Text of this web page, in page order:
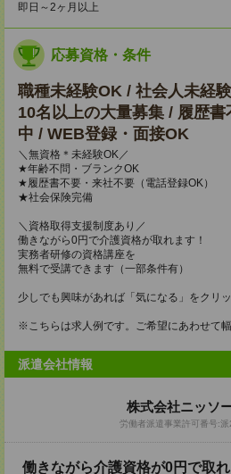
即日～2ヶ月以上
応募資格・条件
職種未経験OK / 社会人未経
10名以上の大量募集 / 履歴
中 / WEB登録・面接OK
＼無資格＊未経験OK／
★年齢不問・ブランクOK
★履歴書不要・来社不要（電話登録OK）
★社会保険完備
＼資格取得支援制度あり／
働きながら0円で介護資格が取れます！
実務者研修の資格講座を
無料で受講できます（一部条件有）
少しでも興味があれば「気になる」をクリッ
※こちらは求人例です。ご希望にあわせて
派遣会社情報
株式会社ニッソ
労働者派遣事業許可番号:
働きながら介護資格が0円で取